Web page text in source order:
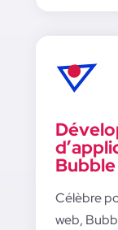
Bubble
Célèbre
web,